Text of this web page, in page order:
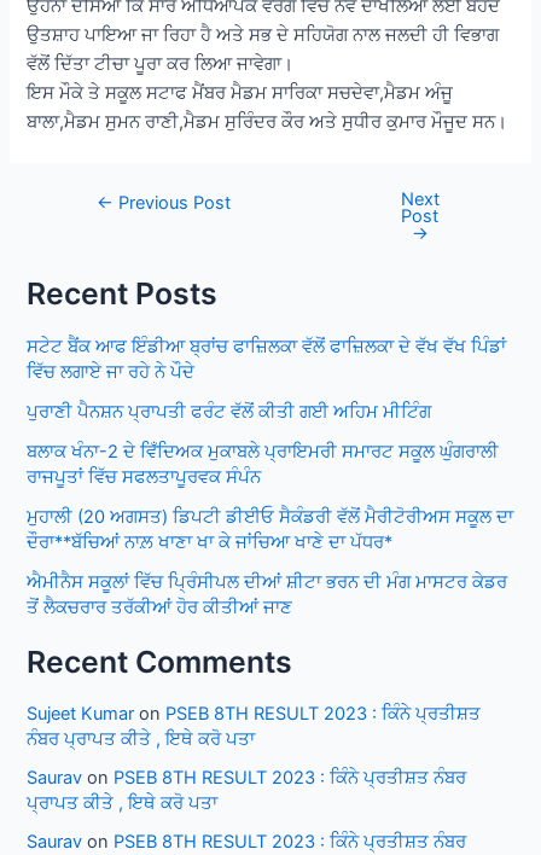
ਉਹਨਾਂ ਦੱਸਿਆ ਕਿ ਸਾਰੇ ਅਧਿਆਪਕ ਵਰਗ ਵਿੱਚ ਨਵੇਂ ਦਾਖਲਿਆਂ ਲਈ ਬੇਹੱਦ
ਉਤਸ਼ਾਹ ਪਾਇਆ ਜਾ ਰਿਹਾ ਹੈ ਅਤੇ ਸਭ ਦੇ ਸਹਿਯੋਗ ਨਾਲ ਜਲਦੀ ਹੀ ਵਿਭਾਗ
ਵੱਲੋਂ ਦਿੱਤਾ ਟੀਚਾ ਪੂਰਾ ਕਰ ਲਿਆ ਜਾਵੇਗਾ।
ਇਸ ਮੌਕੇ ਤੇ ਸਕੂਲ ਸਟਾਫ ਮੈਂਬਰ ਮੈਡਮ ਸਾਰਿਕਾ ਸਚਦੇਵਾ,ਮੈਡਮ ਅੰਜੂ
ਬਾਲਾ,ਮੈਡਮ ਸੁਮਨ ਰਾਣੀ,ਮੈਡਮ ਸੁਰਿੰਦਰ ਕੌਰ ਅਤੇ ਸੁਧੀਰ ਕੁਮਾਰ ਮੌਜੂਦ ਸਨ।
Post← Previous Post Next
Post
→
Recent Posts
ਸਟੇਟ ਬੈਂਕ ਆਫ ਇੰਡੀਆ ਬ੍ਰਾਂਚ ਫਾਜ਼ਿਲਕਾ ਵੱਲੋਂ ਫਾਜ਼ਿਲਕਾ ਦੇ ਵੱਖ ਵੱਖ ਪਿੰਡਾਂ
ਵਿੱਚ ਲਗਾਏ ਜਾ ਰਹੇ ਨੇ ਪੌਦੇ
ਪੁਰਾਣੀ ਪੈਨਸ਼ਨ ਪ੍ਰਾਪਤੀ ਫਰੰਟ ਵੱਲੋਂ ਕੀਤੀ ਗਈ ਅਹਿਮ ਮੀਟਿੰਗ
ਬਲਾਕ ਖੰਨਾ-2 ਦੇ ਵਿਁਦਿਅਕ ਮੁਕਾਬਲੇ ਪ੍ਰਾਇਮਰੀ ਸਮਾਰਟ ਸਕੂਲ ਘੁੰਗਰਾਲੀ
ਰਾਜਪੂਤਾਂ ਵਿੱਚ ਸਫਲਤਾਪੂਰਵਕ ਸੰਪੰਨ
ਮੁਹਾਲੀ (20 ਅਗਸਤ) ਡਿਪਟੀ ਡੀਈਓ ਸੈਕੰਡਰੀ ਵੱਲੋਂ ਮੈਰੀਟੋਰੀਅਸ ਸਕੂਲ ਦਾ
ਦੌਰਾ**ਬੱਚਿਆਂ ਨਾਲ਼ ਖਾਣਾ ਖਾ ਕੇ ਜਾਂਚਿਆ ਖਾਣੇ ਦਾ ਪੱਧਰ*
ਐਮੀਨੈਸ ਸਕੂਲਾਂ ਵਿੱਚ ਪ੍ਰਿੰਸੀਪਲ ਦੀਆਂ ਸ਼ੀਟਾ ਭਰਨ ਦੀ ਮੰਗ ਮਾਸਟਰ ਕੇਡਰ
ਤੋਂ ਲੈਕਚਰਾਰ ਤਰੱਕੀਆਂ ਹੋਰ ਕੀਤੀਆਂ ਜਾਣ
Recent Comments
Sujeet Kumar on PSEB 8TH RESULT 2023 : ਕਿੰਨੇ ਪ੍ਰਤੀਸ਼ਤ
ਨੰਬਰ ਪ੍ਰਾਪਤ ਕੀਤੇ , ਇਥੇ ਕਰੋ ਪਤਾ
Saurav on PSEB 8TH RESULT 2023 : ਕਿੰਨੇ ਪ੍ਰਤੀਸ਼ਤ ਨੰਬਰ
ਪ੍ਰਾਪਤ ਕੀਤੇ , ਇਥੇ ਕਰੋ ਪਤਾ
Saurav on PSEB 8TH RESULT 2023 : ਕਿੰਨੇ ਪ੍ਰਤੀਸ਼ਤ ਨੰਬਰ